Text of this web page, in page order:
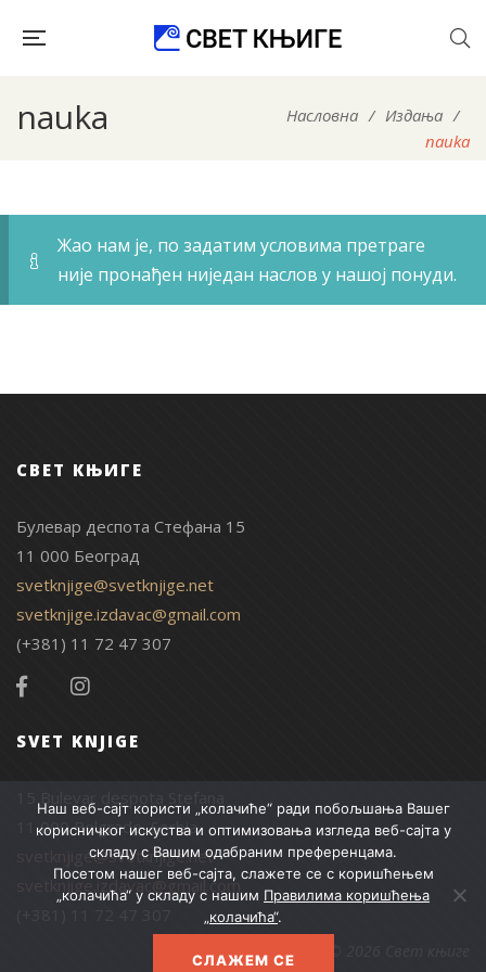
nauka Насловна / Издања /
nauka
Жао нам је, по задатим условима претраге
није пронађен ниједан наслов у нашој понуди.
СВЕТ КЊИГЕ
Булевар деспота Стефана 15
11 000 Београд
svetknjige@svetknjige.net
svetknjige.izdavac@gmail.com
(+381) 11 72 47 307
SVET KNJIGE
15 Bulevar despota Stefana
11 000 Belgrade, Serbia
svetknjige@svetknjige.net
svetknjige.izdavac@gmail.com
Наш веб-сајт користи „колачиће“ ради побољшања Вашег
корисничког искуства и оптимизовања изгледа веб-сајта у
складу с Вашим одабраним преференцама.
Посетом нашег веб-сајта, слажете се с коришћењем
„колачића“ у складу с нашим Правилима коришћења
„колачића“.
СЛАЖЕМ СЕ